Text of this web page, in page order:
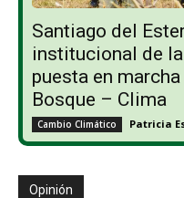
Santiago del
institucional de la
puesta en
Bosque – Clima
Cambio Climático Patricia
Opinión